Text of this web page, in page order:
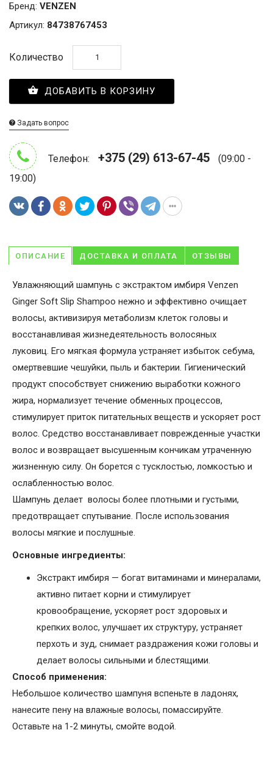
ПАРОЛЬ?
Бренд: VENZEN
Артикул: 84738767453
Количество
ДОБАВИТЬ В КОРЗИНУ
Задать вопрос
Телефон: +375 (29) 613-67-45
(09:00 -
19:00)
ОПИСАНИЕ ДОСТАВКА И ОПЛАТА ОТЗЫВЫ
Увлажняющий шампунь с экстрактом имбиря Venzen
Ginger Soft Slip Shampoo нежно и эффективно очищает
волосы, активизируя метаболизм клеток головы и
восстанавливая жизнедеятельность волосяных
луковиц. Его мягкая формула устраняет избыток себума,
омертвевшие чешуйки, пыль и бактерии. Гигиенический
продукт способствует снижению выработки кожного
жира, нормализует течение обменных процессов,
стимулирует приток питательных веществ и ускоряет рост
волос. Средство восстанавливает поврежденные участки
волос и возвращает высушенным кончикам утраченную
жизненную силу. Он борется с тусклостью, ломкостью и
ослабленностью волос.
Шампунь делает волосы более плотными и густыми,
предотвращает спутывание. После использования
волосы мягкие и послушные.
Основные ингредиенты:
Экстракт имбиря — богат витаминами и минералами,
активно питает корни и стимулирует
кровообращение, ускоряет рост здоровых и
крепких волос, улучшает их структуру, устраняет
перхоть и зуд, снимает раздражения кожи головы и
делает волосы сильными и блестящими.
Способ применения:
Небольшое количество шампуня вспеньте в ладонях,
нанесите пену на влажные волосы, помассируйте.
Оставьте на 1-2 минуты, смойте водой.